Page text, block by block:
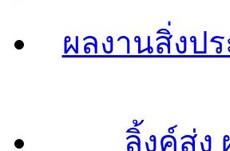
ผลงานสิ่งป
ลิ้งค์ส่ง